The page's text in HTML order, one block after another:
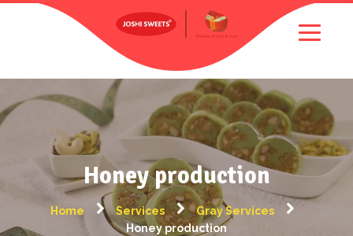
Honey production
Home Services
Gray Services
Honey production